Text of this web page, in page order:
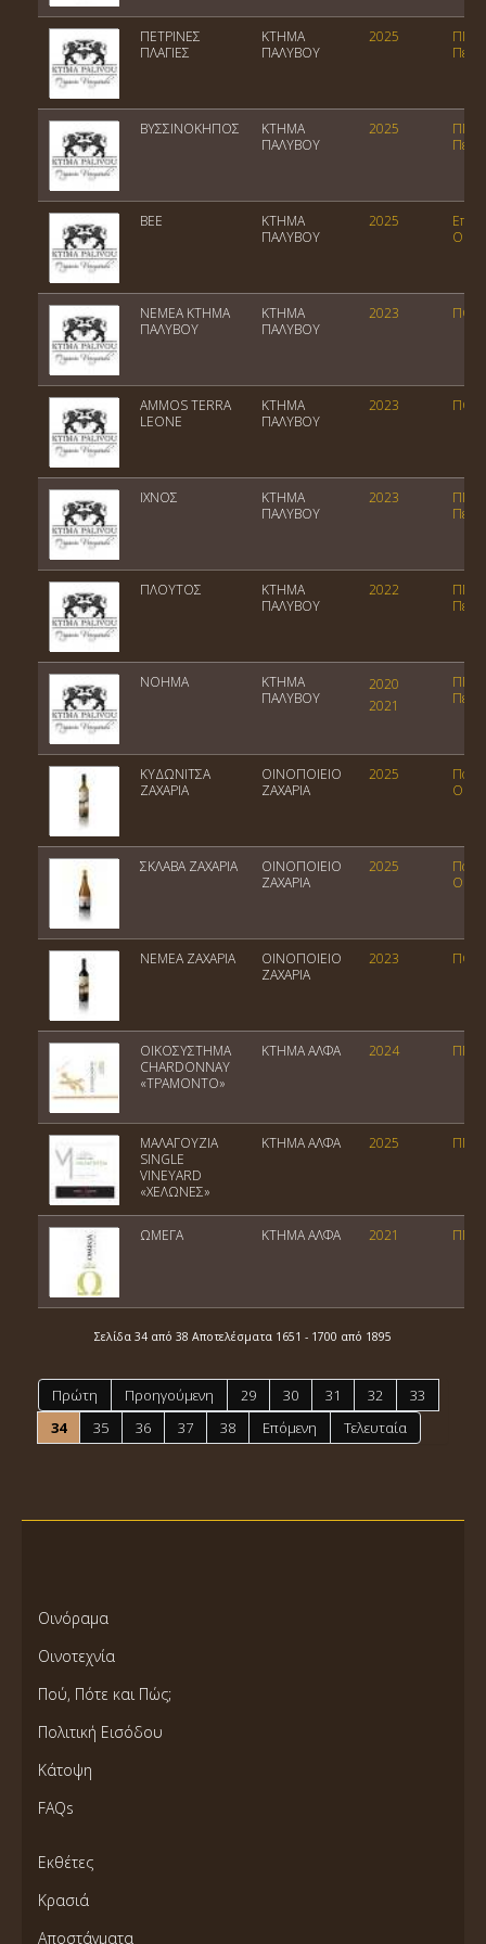
ΠΕΤΡΙΝΕΣ
ΠΛΑΓΙΕΣ
ΚΤΗΜΑ
ΠΑΛΥΒΟΥ
2025
ΠΓΕ
ΒΥΣΣΙΝΟΚΗΠΟΣ
ΚΤΗΜΑ
ΠΑΛΥΒΟΥ
2025
ΠΓΕ
BEE
ΚΤΗΜΑ
ΠΑΛΥΒΟΥ
2025
Οίνος
ΝΕΜΕΑ ΚΤΗΜΑ
ΠΑΛΥΒΟΥ
ΚΤΗΜΑ
ΠΑΛΥΒΟΥ
2023 ΠΟΠ
AMMOS TERRA
LEONE
ΚΤΗΜΑ
ΠΑΛΥΒΟΥ
2023 ΠΟΠ
IXNOΣ
ΚΤΗΜΑ
ΠΑΛΥΒΟΥ
2023
ΠΓΕ
ΠΛΟΥΤΟΣ
ΚΤΗΜΑ
ΠΑΛΥΒΟΥ
2022
ΠΓΕ
NOHMA
ΚΤΗΜΑ
ΠΑΛΥΒΟΥ
2020
2021
ΠΓΕ
ΚΥΔΩΝΙΤΣΑ
ΖΑΧΑΡΙΑ
ΟΙΝΟΠΟΙΕΙΟ
ΖΑΧΑΡΙΑ
2025
Οίνος
ΣΚΛΑΒΑ ΖΑΧΑΡΙΑ
ΟΙΝΟΠΟΙΕΙΟ
ΖΑΧΑΡΙΑ
2025
Οίνος
ΝΕΜΕΑ ΖΑΧΑΡΙΑ
ΟΙΝΟΠΟΙΕΙΟ
ΖΑΧΑΡΙΑ
2023 ΠΟΠ
ΟΙΚΟΣΥΣΤΗΜΑ
CHARDONNAY
«ΤΡΑΜΟΝΤΟ»
ΚΤΗΜΑ ΑΛΦΑ 2024 ΠΓΕ
ΜΑΛΑΓΟΥΖΙΑ
SINGLE
VINEYARD
«ΧΕΛΩΝΕΣ»
ΚΤΗΜΑ ΑΛΦΑ 2025 ΠΓΕ
ΩΜΕΓΑ ΚΤΗΜΑ ΑΛΦΑ 2021 ΠΓΕ
Σελίδα 34 από 38 Αποτελέσματα 1651 - 1700 από 1895
Πρώτη Προηγούμενη 29 30 31 32
33
34
35 36 37 38 Επόμενη Τελευταία
Οινόραμα
Οινοτεχνία
Πού, Πότε και Πώς;
Πολιτική Εισόδου
Κάτοψη
FAQs
Εκθέτες
Κρασιά
Αποστάγματα